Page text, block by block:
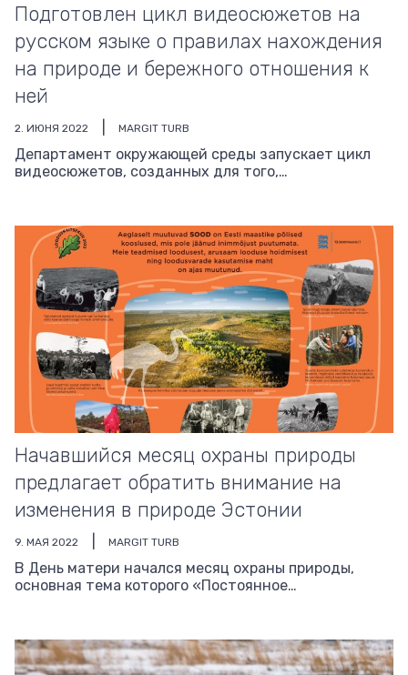
Подготовлен цикл видеосюжетов на
русском языке о правилах нахождения
на природе и бережного отношения к
ней
2. ИЮНЯ 2022 MARGIT TURB
Департамент окружающей среды запускает цикл
видеосюжетов, созданных для того,…
Начавшийся месяц охраны природы
предлагает обратить внимание на
изменения в природе Эстонии
9. МАЯ 2022 MARGIT TURB
В День матери начался месяц охраны природы,
основная тема которого «Постоянное…